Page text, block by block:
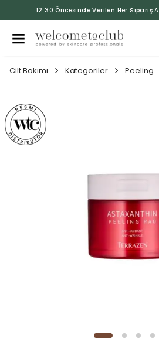
12:30 Öncesinde Verilen Her Sipariş
Cilt Bakımı Kategoriler Peeling